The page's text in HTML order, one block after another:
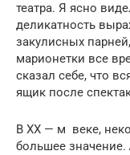
театра. Я ясно
деликатность
закулисных
марионетки все
сказал себе, что
ящик после
В XX — м веке,
большее значение.